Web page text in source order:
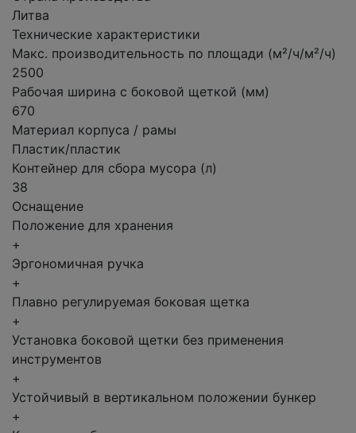
Литва
Технические характеристики
Макс. производительность по площади (м²/ч/м²/ч)
2500
Рабочая ширина с боковой щеткой (мм)
670
Материал корпуса / рамы
Пластик/пластик
Контейнер для сбора мусора (л)
38
Оснащение
Положение для хранения
+
Эргономичная ручка
+
Плавно регулируемая боковая щетка
+
Установка боковой щетки без применения
инструментов
+
Устойчивый в вертикальном положении бункер
+